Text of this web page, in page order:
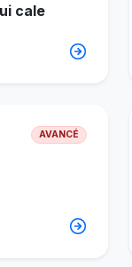
cale
AVANCÉ